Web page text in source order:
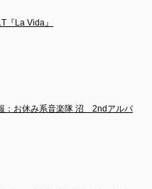
『La Vida』
：お休み系音楽隊 沼　2ndアルバ